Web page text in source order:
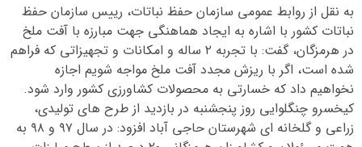
به نقل از روابط عمومی سازمان حفظ نباتات، رییس سازمان حفظ
نباتات کشور با اشاره به ایجاد هماهنگی جهت مبارزه با آفت ملخ
در هرمزگان، گفت: با تجربه ۲ ساله و امکانات و تجهیزاتی که فراهم
شده است، اگر با ریزش مجدد آفت ملخ مواجه شویم اجازه
نخواهیم داد که خسارتی به محصولات کشاورزی کشور وارد شود.
کیخسرو چنگلوایی روز پنجشنبه در بازدید از طرح های تولیدی،
زراعی و گلخانه ای شهرستان حاجی آباد افزود: در سال ۹۷ و ۹۸ به